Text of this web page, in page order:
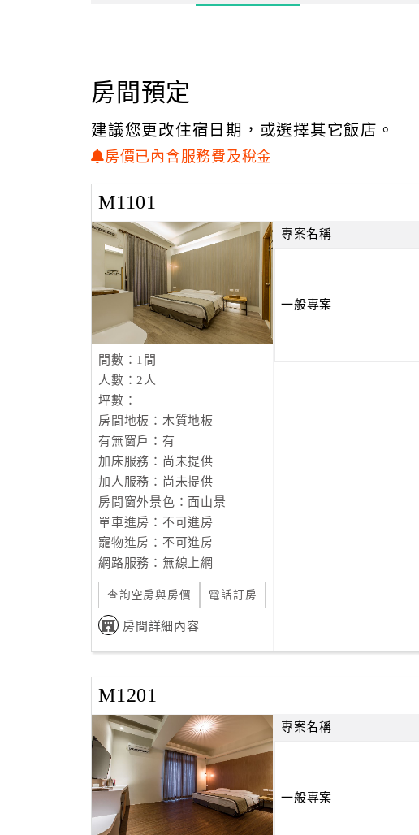
房間預定
建議您更改住宿日期，或選擇其它飯店。
房價已內含服務費及稅金
M1101
間數：1間
人數：2人
坪數：
房間地板：木質地板
有無窗戶：有
加床服務：尚未提供
加人服務：尚未提供
房間窗外景色：面山景
單車進房：不可進房
寵物進房：不可進房
網路服務：無線上網
查詢空房與房價 電話訂房
房間詳細內容
專案名稱
一般專案
M1201
專案名稱
一般專案